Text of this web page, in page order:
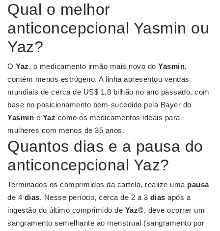
Qual o melhor
anticoncepcional Yasmin ou
Yaz?
O Yaz, o medicamento irmão mais novo do Yasmin,
contém menos estrógeno. A linha apresentou vendas
mundiais de cerca de US$ 1,8 bilhão no ano passado, com
base no posicionamento bem-sucedido pela Bayer do
Yasmin e Yaz como os medicamentos ideais para
mulheres com menos de 35 anos.
Quantos dias e a pausa do
anticoncepcional Yaz?
Terminados os comprimidos da cartela, realize uma pausa
de 4 dias. Nesse período, cerca de 2 a 3 dias após a
ingestão do último comprimido de Yaz®, deve ocorrer um
sangramento semelhante ao menstrual (sangramento por